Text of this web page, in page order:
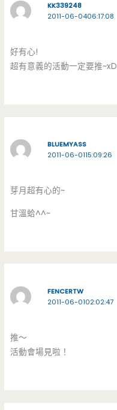
KK339248
2011-06-0406:17:08
好有心!
超有意義的活動一定要推~xD
BLUEMYASS
2011-06-0115:09:26
芽月超有心的~
甘溫蛤^^~
FENCERTW
2011-06-0102:02:47
推～
活動會場見啦！